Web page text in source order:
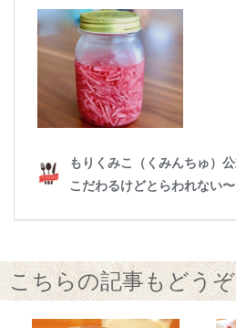
こちらの記事もどうぞ